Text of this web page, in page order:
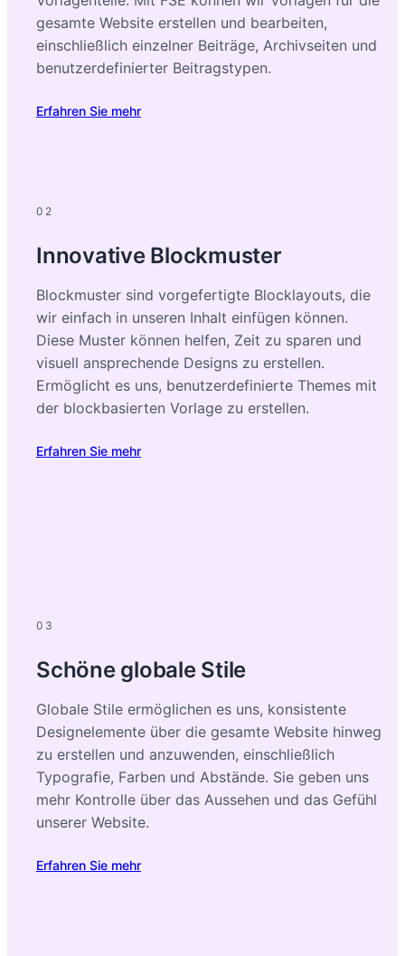
gesamte Website erstellen und bearbeiten,
einschließlich einzelner Beiträge, Archivseiten und
benutzerdefinierter Beitragstypen.
Erfahren Sie mehr
02
Innovative Blockmuster
Blockmuster sind vorgefertigte Blocklayouts, die
wir einfach in unseren Inhalt einfügen können.
Diese Muster können helfen, Zeit zu sparen und
visuell ansprechende Designs zu erstellen.
Ermöglicht es uns, benutzerdefinierte Themes mit
der blockbasierten Vorlage zu erstellen.
Erfahren Sie mehr
03
Schöne globale Stile
Globale Stile ermöglichen es uns, konsistente
Designelemente über die gesamte Website hinweg
zu erstellen und anzuwenden, einschließlich
Typografie, Farben und Abstände. Sie geben uns
mehr Kontrolle über das Aussehen und das Gefühl
unserer Website.
Erfahren Sie mehr